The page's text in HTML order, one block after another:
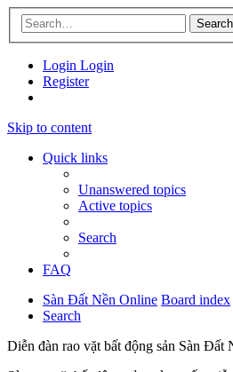
Search
Login Login
Register
Skip to content
Quick links
Unanswered topics
Active topics
Search
FAQ
Sàn Đất Nền Online Board index
Search
Diễn đàn rao vặt bất động sản Sàn Đất